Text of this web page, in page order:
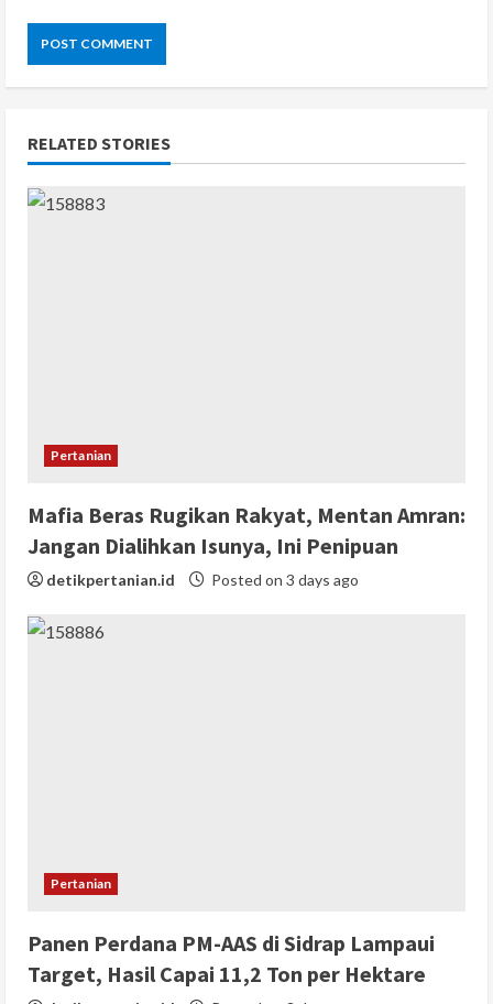
RELATED STORIES
Pertanian
Mafia Beras Rugikan Rakyat, Mentan Amran:
Jangan Dialihkan Isunya, Ini Penipuan
detikpertanian.id Posted on 3 days ago
Pertanian
Panen Perdana PM-AAS di Sidrap Lampaui
Target, Hasil Capai 11,2 Ton per Hektare